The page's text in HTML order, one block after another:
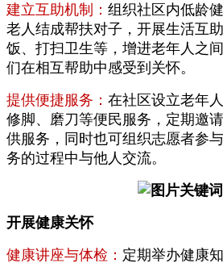
建立互助机制： 组织社区内低龄
老人结成帮扶对子，开展生活互
饭、打扫卫生等，增进老年人之
们在相互帮助中感受到关怀。
提供便捷服务： 在社区设立老年
修脚、磨刀等便民服务，定期邀
供服务，同时也可组织志愿者参
务的过程中与他人交流。
开展健康关怀
健康讲座与体检： 定期举办健康